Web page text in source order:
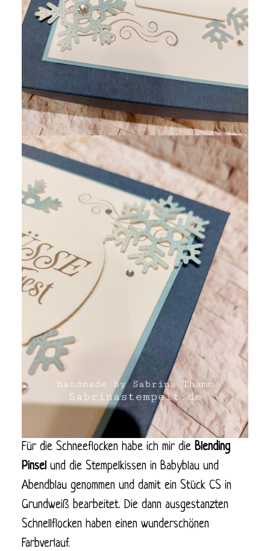
Für die Schneeflocken habe ich mir die Blending
Pinselund die Stempelkissen in Babyblau und
Abendblau genommen und damit ein Stück CS in
Grundweiß bearbeitet. Die dann ausgestanzten
Schnellflocken haben einen wunderschönen
Farbverlauf.